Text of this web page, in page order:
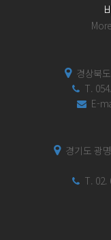
경상북도
T. 054.
E-
경기도 광명
T. 02.